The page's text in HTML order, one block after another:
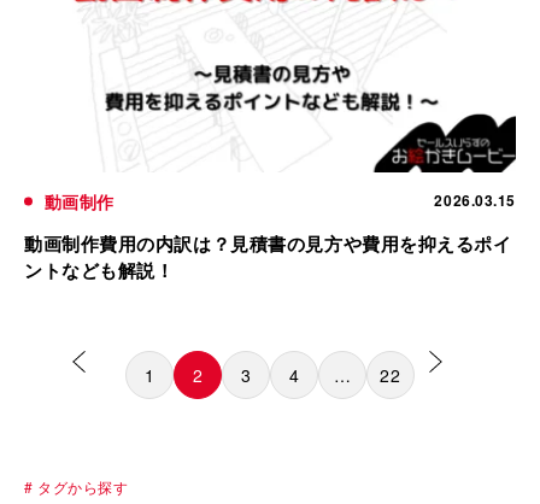
動画制作 2026.03.15
動画制作費用の内訳は？見積書の見方や費用を抑えるポイ
ントなども解説！
1 2 3 4 … 22
# タグから探す